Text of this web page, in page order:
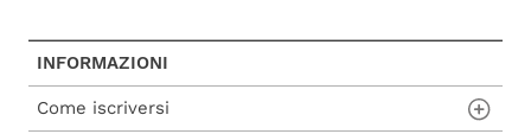
INFORMAZIONI
Come iscriversi